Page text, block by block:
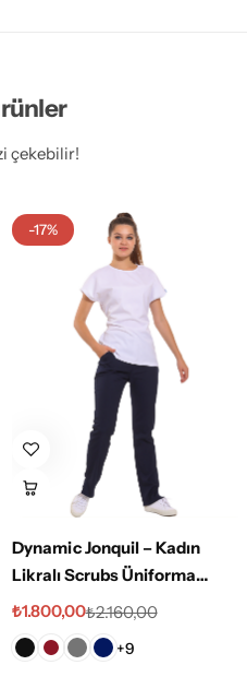
çekebilir!
-17%
Dynamic Jonquil – Kadın
Likralı Scrubs Üniforma
Takımı
₺2.160,00
₺1.800,00
+9